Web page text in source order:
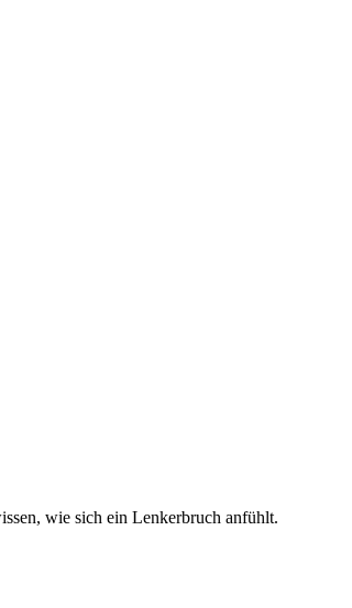
wie sich ein Lenkerbruch anfühlt.